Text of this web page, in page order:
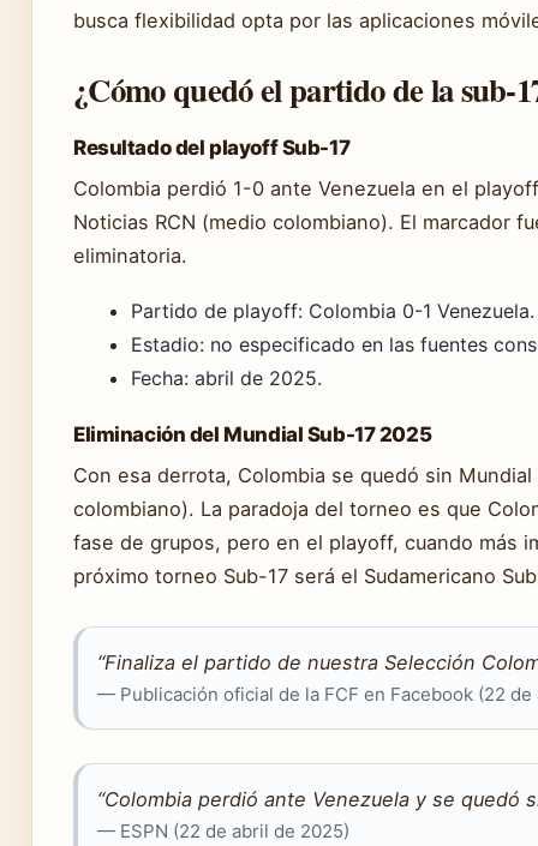
busca flexibilidad opta por las aplicaciones
¿Cómo quedó el partido de la sub-
Resultado del playoff Sub-17
Colombia perdió 1-0 ante Venezuela en el
Noticias RCN (medio colombiano). El marcador
eliminatoria.
Partido de playoff: Colombia 0-1 Venezuela.
Estadio: no especificado en las fuentes
Fecha: abril de 2025.
Eliminación del Mundial Sub-17 2025
Con esa derrota, Colombia se quedó sin
colombiano). La paradoja del torneo es que
fase de grupos, pero en el playoff, cuando más
próximo torneo Sub-17 será el Sudamericano
“Finaliza el partido de nuestra Selección
— Publicación oficial de la FCF en Facebook (22
“Colombia perdió ante Venezuela y se quedó
— ESPN (22 de abril de 2025)